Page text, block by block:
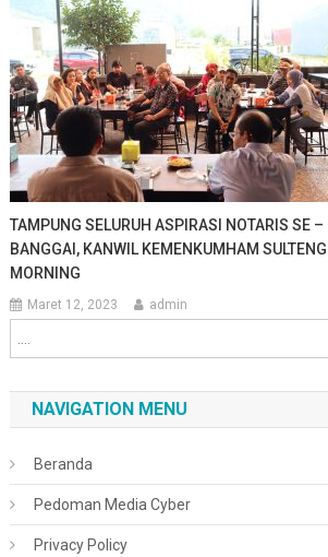
TAMPUNG SELURUH ASPIRASI NOTARIS SE –
BANGGAI, KANWIL KEMENKUMHAM
MORNING
Maret 12, 2023 admin
NAVIGATION MENU
Beranda
Pedoman Media Cyber
Privacy Policy